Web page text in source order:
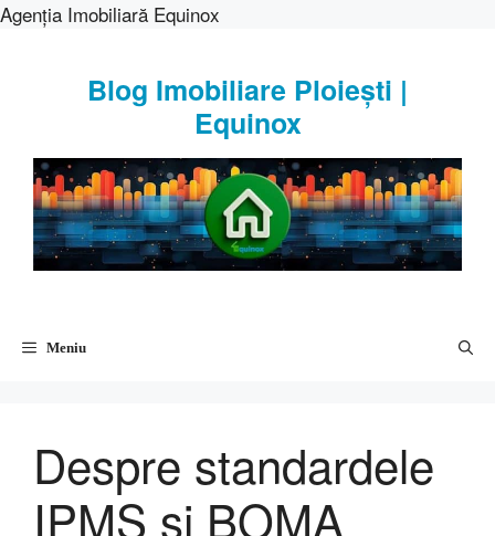
Agenția Imobiliară Equinox
Blog Imobiliare Ploiești |
Equinox
Meniu
Despre standardele
IPMS și BOMA